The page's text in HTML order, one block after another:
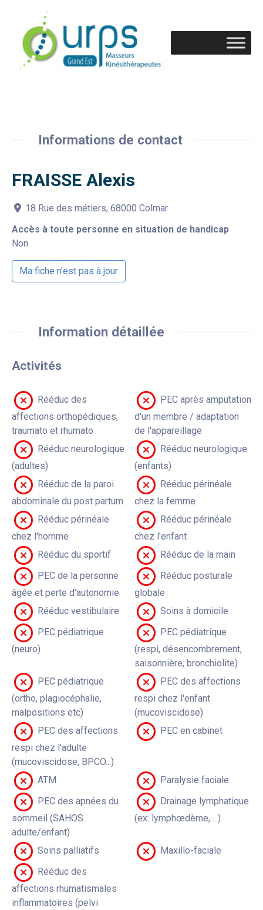
Informations de contact
FRAISSE Alexis
18 Rue des métiers, 68000 Colmar
Accès à toute personne en situation de handicap
Non
Ma fiche n'est pas à jour
Information détaillée
Activités
Rééduc des
affections orthopédiques,
traumato et rhumato
PEC après amputation
d'un membre / adaptation
de l'appareillage
Rééduc neurologique
(adultes)
Rééduc neurologique
(enfants)
Rééduc de la paroi
abdominale du post partum
Rééduc périnéale
chez la femme
Rééduc périnéale
chez l'homme
Rééduc périnéale
chez l'enfant
Rééduc du sportif
Rééduc de la main
PEC de la personne
âgée et perte d'autonomie
Rééduc posturale
globale
Rééduc vestibulaire
Soins à domicile
PEC pédiatrique
(neuro)
PEC pédiatrique
(respi, désencombrement,
saisonnière, bronchiolite)
PEC pédiatrique
(ortho, plagiocéphalie,
malpositions etc)
PEC des affections
respi chez l'enfant
(mucoviscidose)
PEC des affections
respi chez l'adulte
(mucoviscidose, BPCO...)
PEC en cabinet
ATM
Paralysie faciale
PEC des apnées du
sommeil (SAHOS
adulte/enfant)
Drainage lymphatique
(ex: lymphœdème, ...)
Soins palliatifs
Maxillo-faciale
Rééduc des
affections rhumatismales
inflammatoires (pelvi